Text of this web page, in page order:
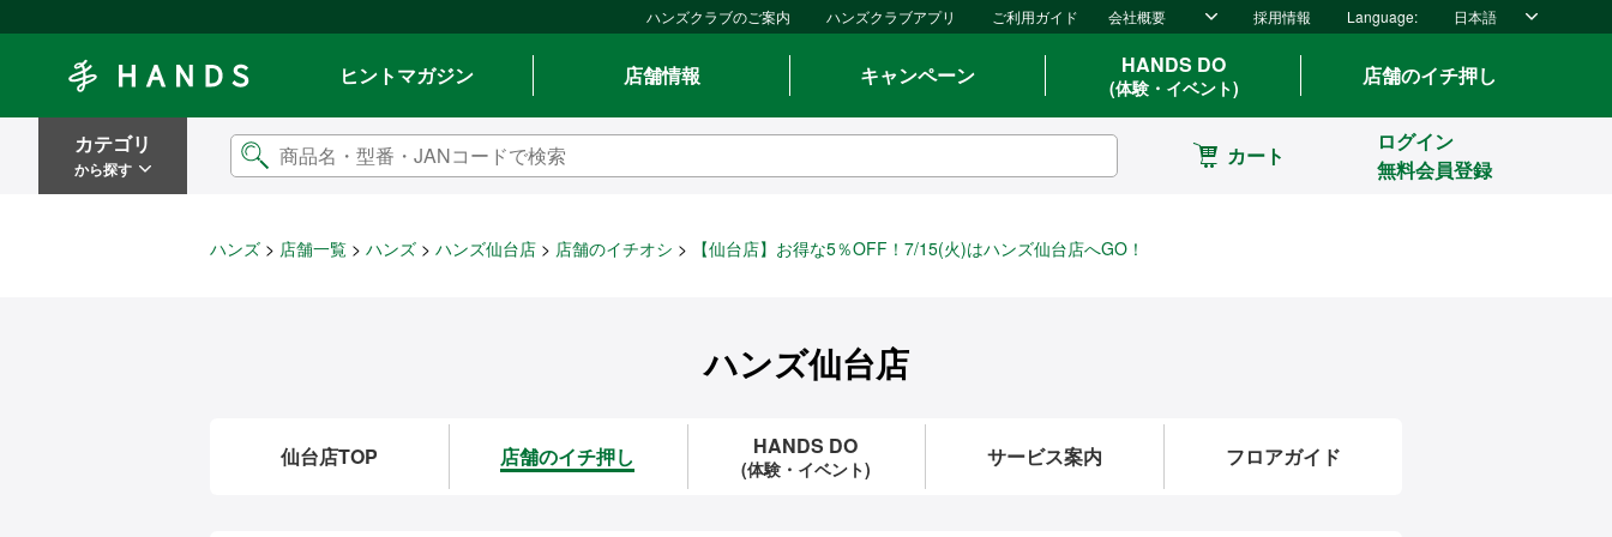
ハンズクラブのご案内 ハンズクラブアプリ ご利用ガイド 会社概要 採用情報 Language: 日本語
ヒントマガジン
店舗情報 キャンペーン HANDS DO
(体験・イベント) 店舗のイチ押し
カテゴリ
から探す カート
ログイン
無料会員登録
ハンズ 店舗一覧 ハンズ ハンズ仙台店 店舗のイチオシ 【仙台店】お得な5％OFF！7/15(火)はハンズ仙台店へGO！
ハンズ仙台店
仙台店TOP 店舗のイチ押し HANDS DO
(体験・イベント) サービス案内 フロアガイド